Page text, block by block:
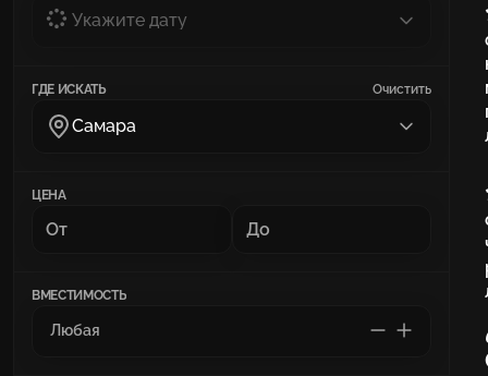
Укажите дату
ГДЕ ИСКАТЬ Очистить
Самара
ЦЕНА
ВМЕСТИМОСТЬ